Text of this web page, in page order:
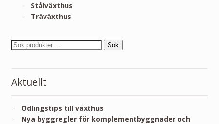
Stålväxthus
Träväxthus
Sök
Aktuellt
Odlingstips till växthus
Nya byggregler för komplementbyggnader och